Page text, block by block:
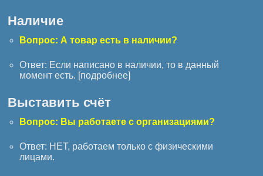
Наличие
Вопрос: А товар есть в наличии?
Ответ: Если написано в наличии, то в данный
момент есть. [подробнее]
Выставить счёт
Вопрос: Вы работаете с организациями?
Ответ: НЕТ, работаем только с физическими
лицами.